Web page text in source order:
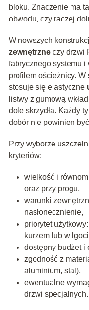
bloku. Znaczenie ma
obwodu, czy raczej
W nowszych
zewnętrzneczy drzwi
fabrycznego systemu i
profilem ościeżnicy.
stosuje się elastyczne
listwy z gumową
dole skrzydła. Każdy
dobór nie powinien
Przy wyborze
kryteriów:
wielkość i
oraz przy progu,
warunki
nasłonecznienie,
priorytet użytkowy:
kurzem lub
dostępny budżet i
zgodność z
aluminium, stal),
ewentualne
drzwi specjalnych.